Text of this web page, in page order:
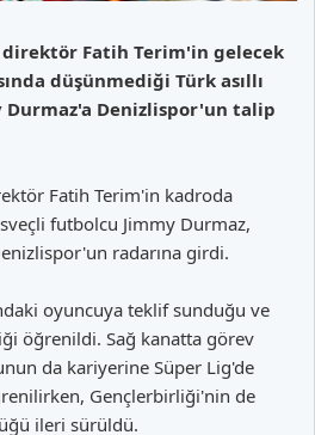
Fatih Terim'in gelecek
düşünmediği Türk asıllı
Denizlispor'un talip
Fatih Terim'in kadroda
futbolcu Jimmy Durmaz,
radarına girdi.
oyuncuya teklif sunduğu ve
öğrenildi. Sağ kanatta görev
da kariyerine Süper Lig'de
Gençlerbirliği'nin de
ileri sürüldü.